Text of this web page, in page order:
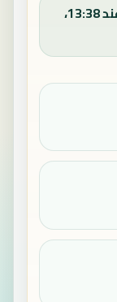
الصلاة القادمة في نيبس هي الظهر عند 13:38،